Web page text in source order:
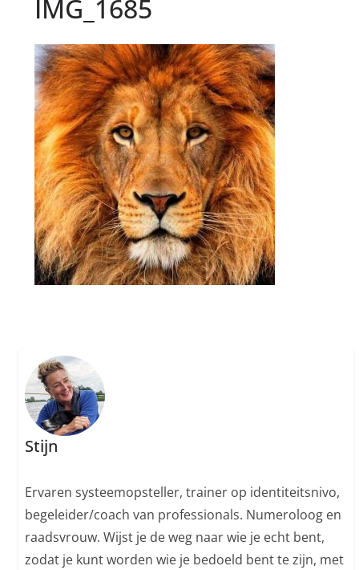
IMG_1685
Stijn
Ervaren systeemopsteller, trainer op identiteitsnivo,
begeleider/coach van professionals. Numeroloog en
raadsvrouw. Wijst je de weg naar wie je echt bent,
zodat je kunt worden wie je bedoeld bent te zijn, met